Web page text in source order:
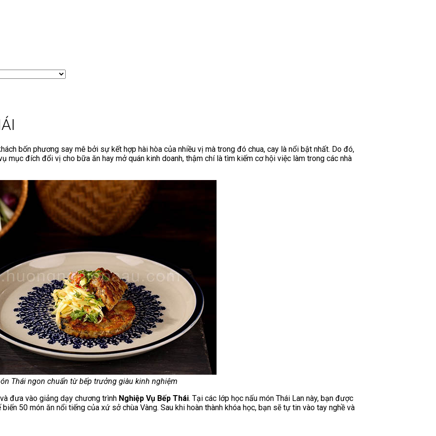
bốn phương say mê bởi sự kết hợp hài hòa của nhiều vị mà trong đó chua, cay là nổi bật nhất. Do đó,
mục đích đổi vị cho bữa ăn hay mở quán kinh doanh, thậm chí là tìm kiếm cơ hội việc làm trong các nhà
Thái ngon chuẩn từ bếp trưởng giàu kinh nghiệm
đưa vào giảng dạy chương trình Nghiệp Vụ Bếp Thái. Tại các lớp học nấu món Thái Lan này, bạn được
50 món ăn nổi tiếng của xứ sở chùa Vàng. Sau khi hoàn thành khóa học, bạn sẽ tự tin vào tay nghề và